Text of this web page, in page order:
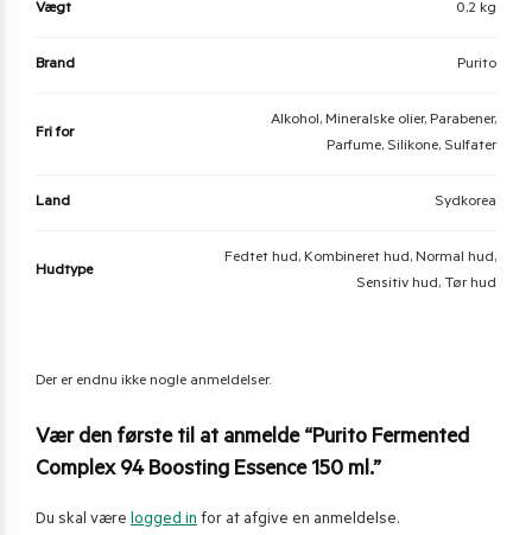
Vægt 0,2 kg
Brand Purito
Fri for
Alkohol, Mineralske olier, Parabener,
Parfume, Silikone, Sulfater
Land Sydkorea
Hudtype
Fedtet hud, Kombineret hud, Normal hud,
Sensitiv hud, Tør hud
Der er endnu ikke nogle anmeldelser.
Vær den første til at anmelde “Purito Fermented
Complex 94 Boosting Essence 150 ml.”
Du skal være logged in for at afgive en anmeldelse.